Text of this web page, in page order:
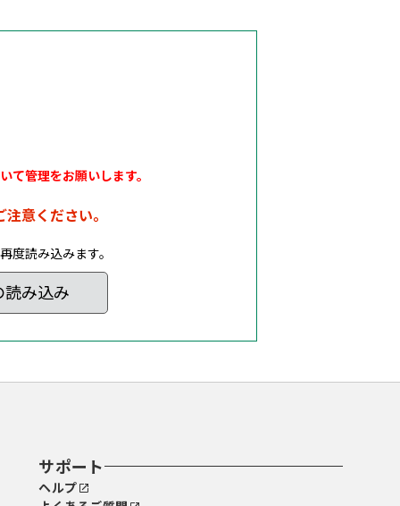
て管理をお願いします。
意ください。
度読み込みます。
み込み
サポート
ヘルプ